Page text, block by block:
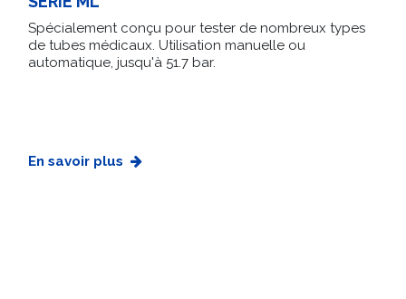
Spécialement conçu pour tester de nombreux types
de tubes médicaux. Utilisation manuelle ou
automatique, jusqu'à 51.7 bar.
En savoir plus